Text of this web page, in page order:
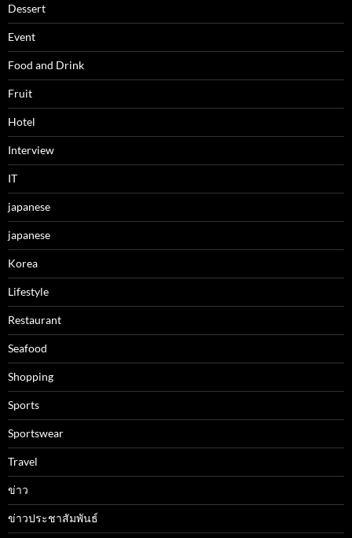
Dessert
Event
Food and Drink
Fruit
Hotel
Interview
IT
japanese
japanese
Korea
Lifestyle
Restaurant
Seafood
Shopping
Sports
Sportswear
Travel
ข่าว
ข่าวประชาสัมพันธ์